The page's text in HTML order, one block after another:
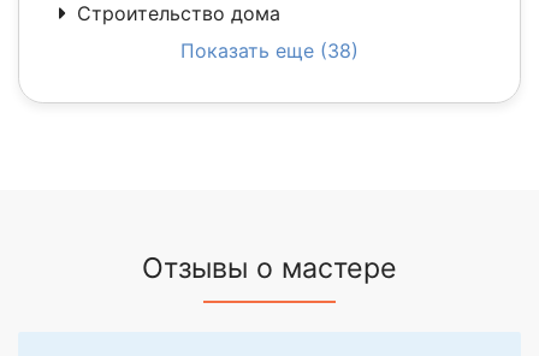
Строительство дома
Показать еще (38)
Отзывы о мастере